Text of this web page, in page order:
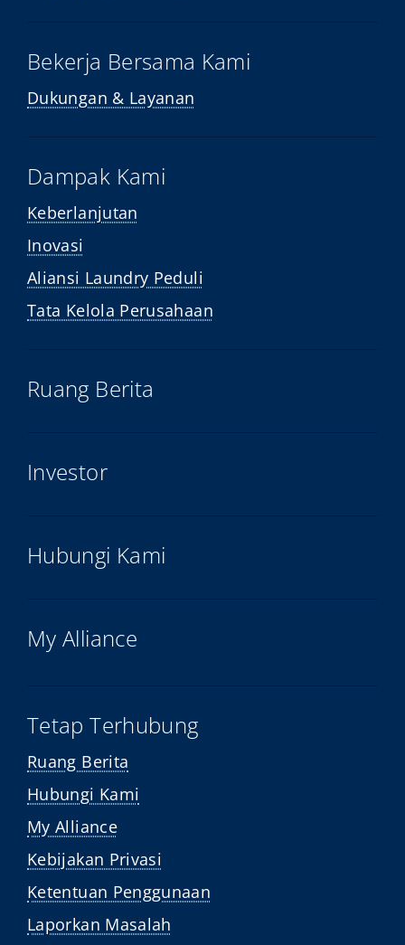
Bekerja Bersama Kami
Dukungan & Layanan
Dampak Kami
Keberlanjutan
Inovasi
Aliansi Laundry Peduli
Tata Kelola Perusahaan
Ruang Berita
Investor
Hubungi Kami
My Alliance
Tetap Terhubung
Ruang Berita
Hubungi Kami
My Alliance
Kebijakan Privasi
Ketentuan Penggunaan
Laporkan Masalah